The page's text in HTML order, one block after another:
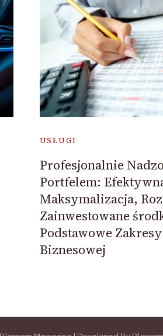
USŁUGI
Profesjonalnie
Portfelem:
Maksymalizacja,
Zainwestowane
Podstawowe
Biznesowej